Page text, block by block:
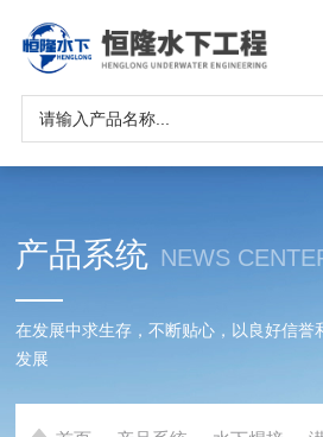
产品系统 NEWS
在发展中求生存，不断贴心，以良好信誉
发展